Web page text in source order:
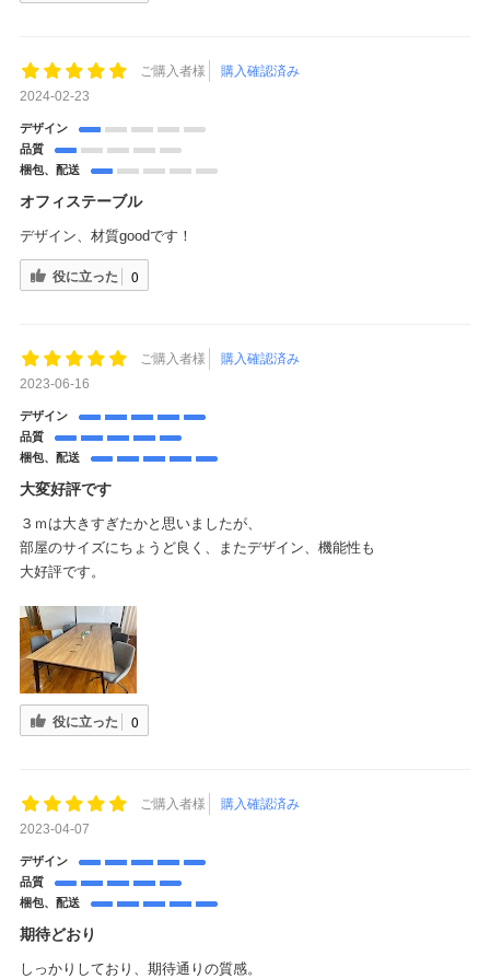
ご購入者様
購入確認済み
2024-02-23
デザイン
品質
梱包、配送
オフィステーブル
デザイン、材質goodです！
役に立った 0
ご購入者様
購入確認済み
2023-06-16
デザイン
品質
梱包、配送
大変好評です
３ｍは大きすぎたかと思いましたが、
部屋のサイズにちょうど良く、またデザイン、機能性も
大好評です。
役に立った 0
ご購入者様
購入確認済み
2023-04-07
デザイン
品質
梱包、配送
期待どおり
しっかりしており、期待通りの質感。